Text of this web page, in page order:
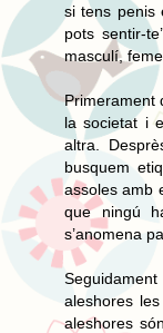
si tens penis
pots sentir-
masculí,
Primerament
la societat i
altra.
busquem
assoles amb
que ningú
s’anomena
aleshores
aleshores